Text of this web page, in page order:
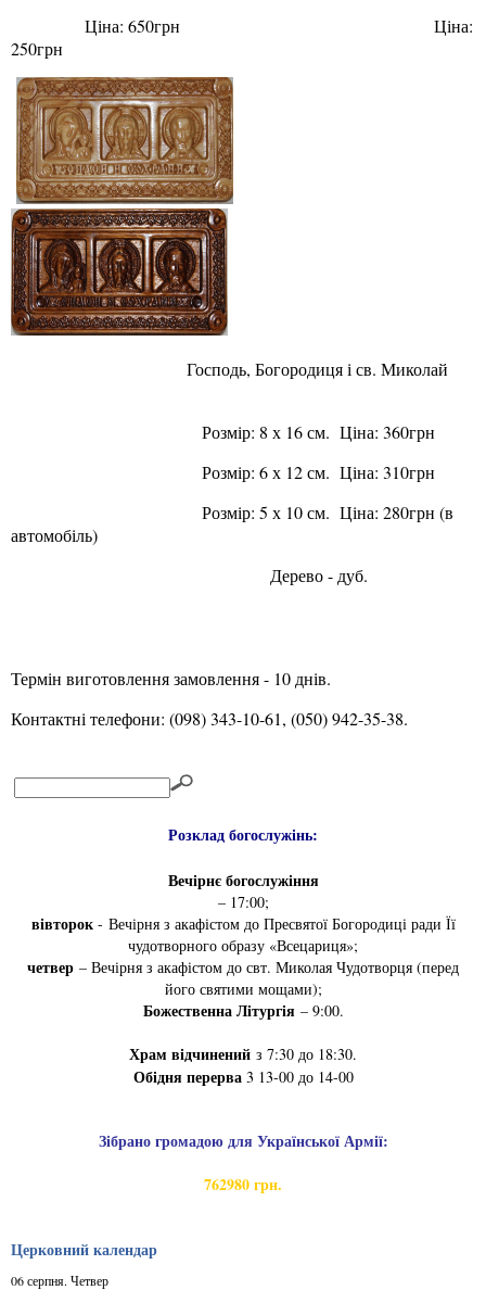
Ціна: 650грн Ціна:
250грн
Господь, Богородиця і св. Миколай
Розмір: 8 х 16 см. Ціна: 360грн
Розмір: 6 х 12 см. Ціна: 310грн
Розмір: 5 х 10 см. Ціна: 280грн (в
автомобіль)
Дерево - дуб.
Термін виготовлення замовлення - 10 днів.
Контактні телефони: (098) 343-10-61, (050) 942-35-38.
Розклад богослужінь:
Вечірнє богослужіння
– 17:00;
вівторок- Вечірня з акафістом до Пресвятої Богородиці ради Її
чудотворного образу «Всецариця»;
четвер – Вечірня з акафістом до свт. Миколая Чудотворця (перед
його святими мощами);
Божественна Літургія– 9:00.
Храм відчинений з 7:30 до 18:30.
Обідня перерва3 13-00 до 14-00
Зібрано громадою для Української Армії:
762980 грн.
Церковний календар
06 серпня. Четвер